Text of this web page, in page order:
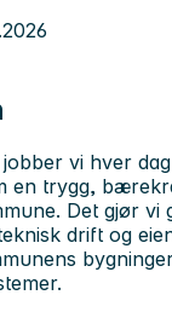
jobber vi hver
en trygg,
Det gjør vi
drift og